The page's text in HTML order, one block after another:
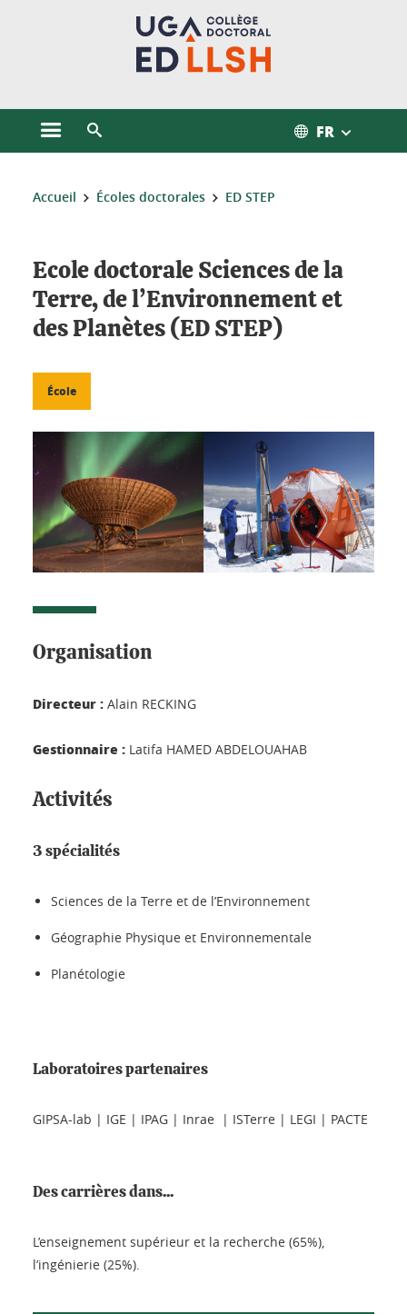
Ouvrir le menu principal FR
Vous êtes ici :
Accueil Écoles doctorales ED STEP
Ecole doctorale Sciences de la
Terre, de l’Environnement et
des Planètes (ED STEP)
École
Organisation
Directeur : Alain RECKING
Gestionnaire : Latifa HAMED ABDELOUAHAB
Activités
3 spécialités
Sciences de la Terre et de l’Environnement
Géographie Physique et Environnementale
Planétologie
Laboratoires partenaires
GIPSA-lab | IGE | IPAG | Inrae | ISTerre | LEGI | PACTE
Des carrières dans...
L’enseignement supérieur et la recherche (65%),
l’ingénierie (25%).